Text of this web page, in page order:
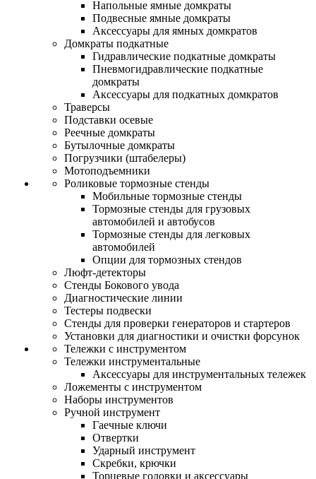
Напольные ямные домкраты
Подвесные ямные домкраты
Аксессуары для ямных домкратов
Домкраты подкатные
Гидравлические подкатные домкраты
Пневмогидравлические подкатные
домкраты
Аксессуары для подкатных домкратов
Траверсы
Подставки осевые
Реечные домкраты
Бутылочные домкраты
Погрузчики (штабелеры)
Мотоподъемники
Роликовые тормозные стенды
Мобильные тормозные стенды
Тормозные стенды для грузовых
автомобилей и автобусов
Тормозные стенды для легковых
автомобилей
Опции для тормозных стендов
Люфт-детекторы
Стенды Бокового увода
Диагностические линии
Тестеры подвески
Стенды для проверки генераторов и стартеров
Установки для диагностики и очистки форсунок
Тележки с инструментом
Тележки инструментальные
Аксессуары для инструментальных тележек
Ложементы с инструментом
Наборы инструментов
Ручной инструмент
Гаечные ключи
Отвертки
Ударный инструмент
Скребки, крючки
Торцевые головки и аксессуары